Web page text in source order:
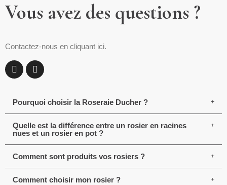
Vous avez des questions ?
Contactez-nous en cliquant ici.
Pourquoi choisir la Roseraie Ducher ?
Quelle est la différence entre un rosier en racines
nues et un rosier en pot ?
Comment sont produits vos rosiers ?
Comment choisir mon rosier ?